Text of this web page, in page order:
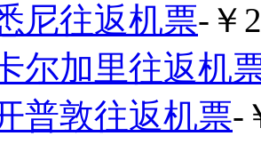
尼往返机票-￥
尔加里往返机
普敦往返机票-